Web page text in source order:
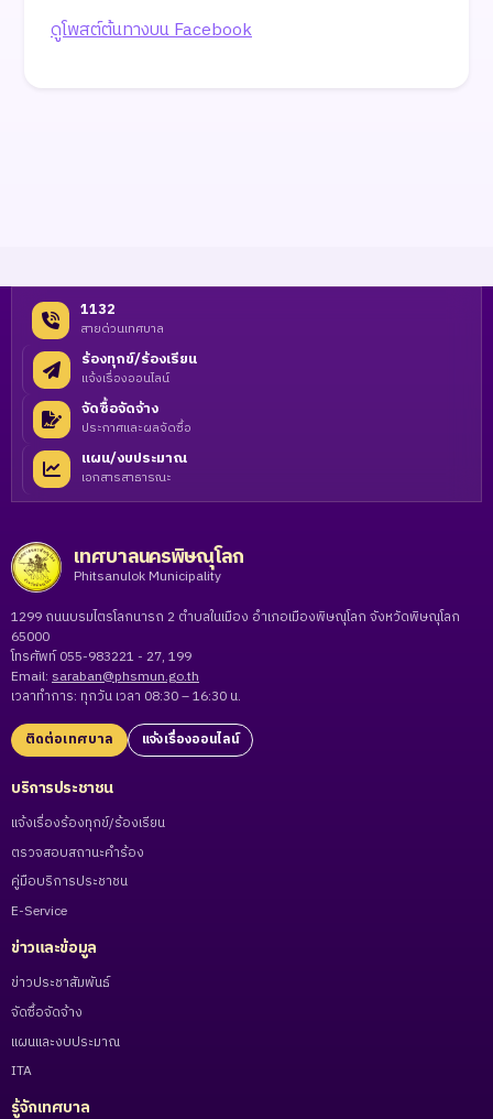
ดูโพสต์ต้นทางบน Facebook
1132
สายด่วนเทศบาล
ร้องทุกข์/ร้องเรียน
แจ้งเรื่องออนไลน์
จัดซื้อจัดจ้าง
ประกาศและผลจัดซื้อ
แผน/งบประมาณ
เอกสารสาธารณะ
เทศบาลนครพิษณุโลก
Phitsanulok Municipality
1299 ถนนบรมไตรโลกนารถ 2 ตำบลในเมือง อำเภอเมืองพิษณุโลก จังหวัดพิษณุโลก
65000
โทรศัพท์ 055-983221 - 27, 199
Email: saraban@phsmun.go.th
เวลาทำการ: ทุกวัน เวลา 08:30 – 16:30 น.
ติดต่อเทศบาล แจ้งเรื่องออนไลน์
บริการประชาชน
แจ้งเรื่องร้องทุกข์/ร้องเรียน
ตรวจสอบสถานะคำร้อง
คู่มือบริการประชาชน
E-Service
ข่าวและข้อมูล
ข่าวประชาสัมพันธ์
จัดซื้อจัดจ้าง
แผนและงบประมาณ
ITA
รู้จักเทศบาล